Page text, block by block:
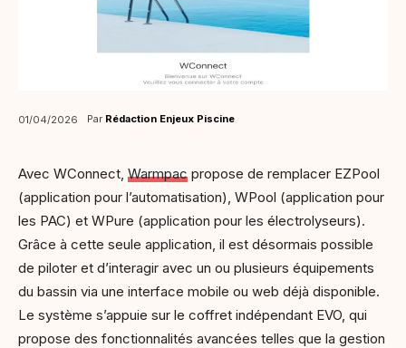
01/04/2026 Par Rédaction Enjeux Piscine
Avec WConnect, Warmpac propose de remplacer EZPool
(application pour l’automatisation), WPool (application pour
les PAC) et WPure (application pour les électrolyseurs).
Grâce à cette seule application, il est désormais possible
de piloter et d’interagir avec un ou plusieurs équipements
du bassin via une interface mobile ou web déjà disponible.
Le système s’appuie sur le coffret indépendant EVO, qui
propose des fonctionnalités avancées telles que la gestion